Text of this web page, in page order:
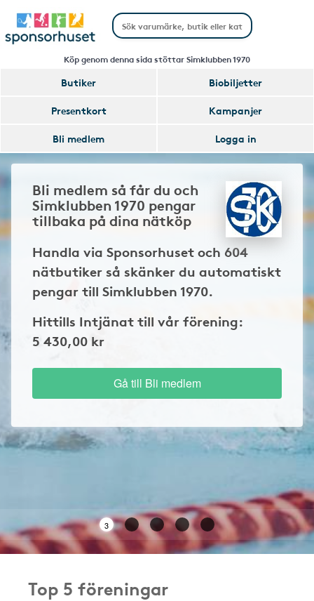
Köp genom denna sida stöttar Simklubben 1970
Butiker
Biobiljetter
Presentkort
Kampanjer
Bli medlem
Logga in
Bli medlem så får du och
Simklubben 1970 pengar
tillbaka på dina nätköp
Handla via Sponsorhuset och 604
nätbutiker så skänker du automatiskt
pengar till Simklubben 1970.
Hittills Intjänat till vår förening:
5 430,00 kr
Gå till Bli medlem
3
Top 5 föreningar